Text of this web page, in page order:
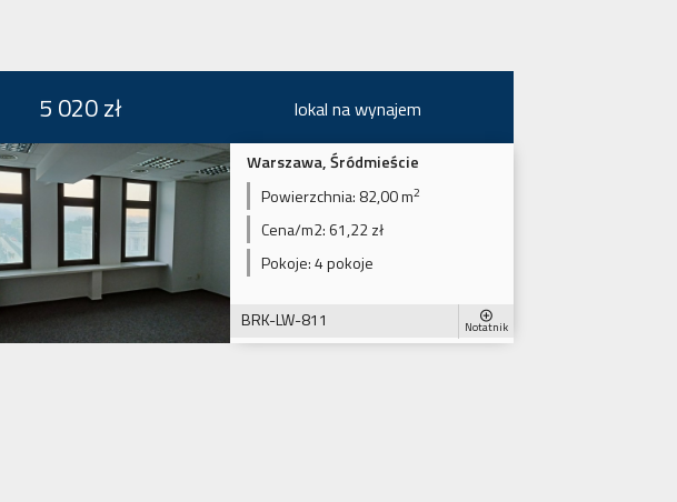
5 020 zł lokal na wynajem
Warszawa, Śródmieście
Powierzchnia: 82,00 m2
Cena/m2:61,22 zł
Pokoje:4 pokoje
BRK-LW-811 Notatnik